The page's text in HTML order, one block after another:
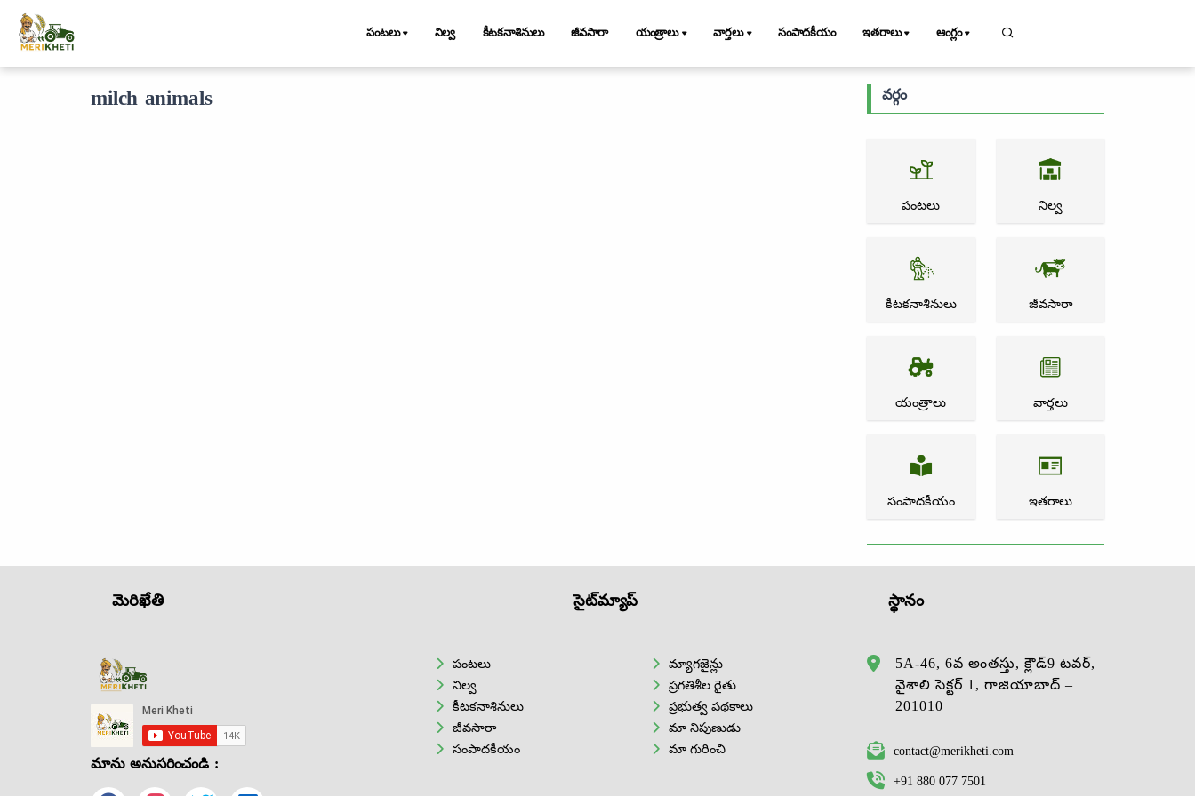
పంటలు నిల్వ కీటకనాశినులు జీవసారా యంత్రాలు వార్తలు సంపాదకీయం ఇతరాలు ఆంగ్లం
milch animals వర్గం
పంటలు నిల్వ
కీటకనాశినులు జీవసారా
యంత్రాలు వార్తలు
సంపాదకీయం ఇతరాలు
మెరిఖేతి
మాను అనుసరించండి :
సైట్‌మ్యాప్
పంటలు
నిల్వ
కీటకనాశినులు
జీవసారా
సంపాదకీయం
మ్యాగజైన్లు
ప్రగతిశీల రైతు
ప్రభుత్వ పథకాలు
మా నిపుణుడు
మా గురించి
స్థానం
5A-46, 6వ అంతస్తు, క్లౌడ్9 టవర్,
వైశాలి సెక్టర్ 1, గాజియాబాద్ –
201010
contact@merikheti.com
+91 880 077 7501